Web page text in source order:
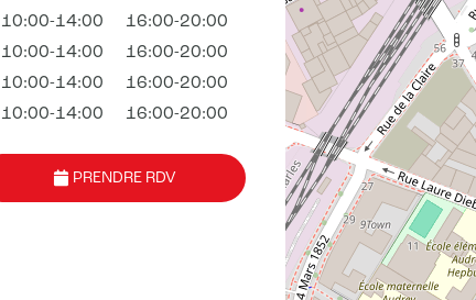
10:00-14:00
16:00-20:00
10:00-14:00
16:00-20:00
10:00-14:00
16:00-20:00
10:00-14:00
16:00-20:00
PRENDRE RDV